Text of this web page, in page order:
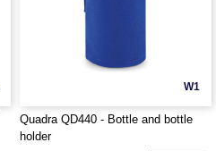
W1
Quadra QD440 - Bottle and bottle
holder